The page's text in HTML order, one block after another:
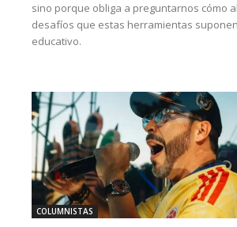
sino porque obliga a preguntarnos cómo
desafíos que estas herramientas
educativo.
COLUMNISTAS